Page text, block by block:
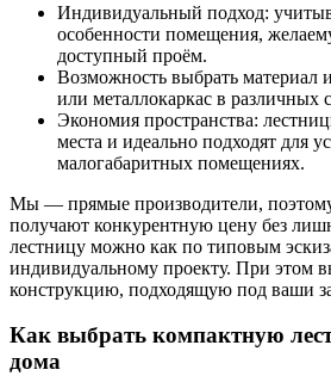
Индивидуальный подход:
особенности помещения,
доступный проём.
Возможность выбрать материал
или металлокаркас в различных
Экономия пространства:
места и идеально подходят для
малогабаритных помещениях.
Мы — прямые производители,
получают конкурентную цену без
лестницу можно как по типовым
индивидуальному проекту. При этом
конструкцию, подходящую под ваши
Как выбрать компактную
дома